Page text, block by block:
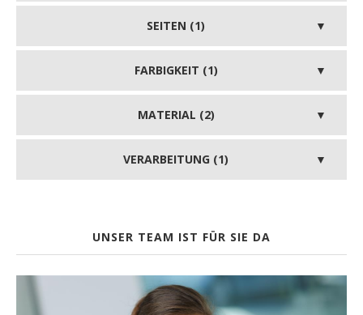
SEITEN (1)
FARBIGKEIT (1)
MATERIAL (2)
VERARBEITUNG (1)
UNSER TEAM IST FÜR SIE DA